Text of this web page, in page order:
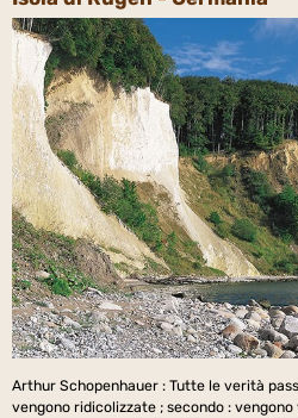
Arthur Schopenhauer : Tutte le verità
vengono ridicolizzate ; secondo :